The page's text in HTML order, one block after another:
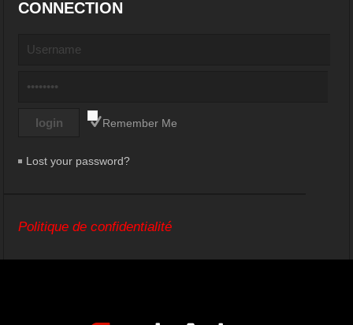
CONNECTION
Remember Me
Lost your password?
Politique de confidentialité